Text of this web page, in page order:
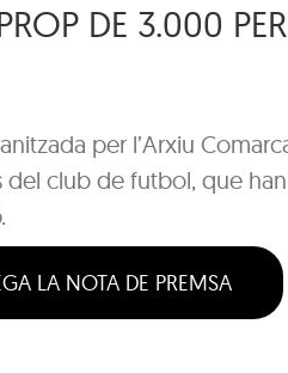
DE 3.000
per l’Arxiu
del club de futbol, que
LA NOTA DE PREMSA